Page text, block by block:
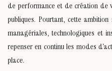
de performance et de création de
publiques. Pourtant, cette
managériales, technologiques et
repenser en continu les modes
place.